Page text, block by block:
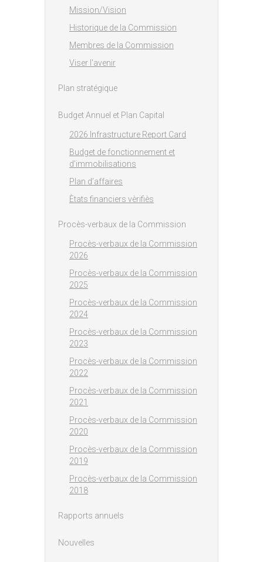
Mission/Vision
Historique de la Commission
Membres de la Commission
Viser l'avenir
Plan stratégique
Budget Annuel et Plan Capital
2026 Infrastructure Report Card
Budget de fonctionnement et
d’immobilisations
Plan d’affaires
Ètats financiers vèrifiès
Procès-verbaux de la Commission
Procès-verbaux de la Commission
2026
Procès-verbaux de la Commission
2025
Procès-verbaux de la Commission
2024
Procès-verbaux de la Commission
2023
Procès-verbaux de la Commission
2022
Procès-verbaux de la Commission
2021
Procès-verbaux de la Commission
2020
Procès-verbaux de la Commission
2019
Procès-verbaux de la Commission
2018
Rapports annuels
Nouvelles